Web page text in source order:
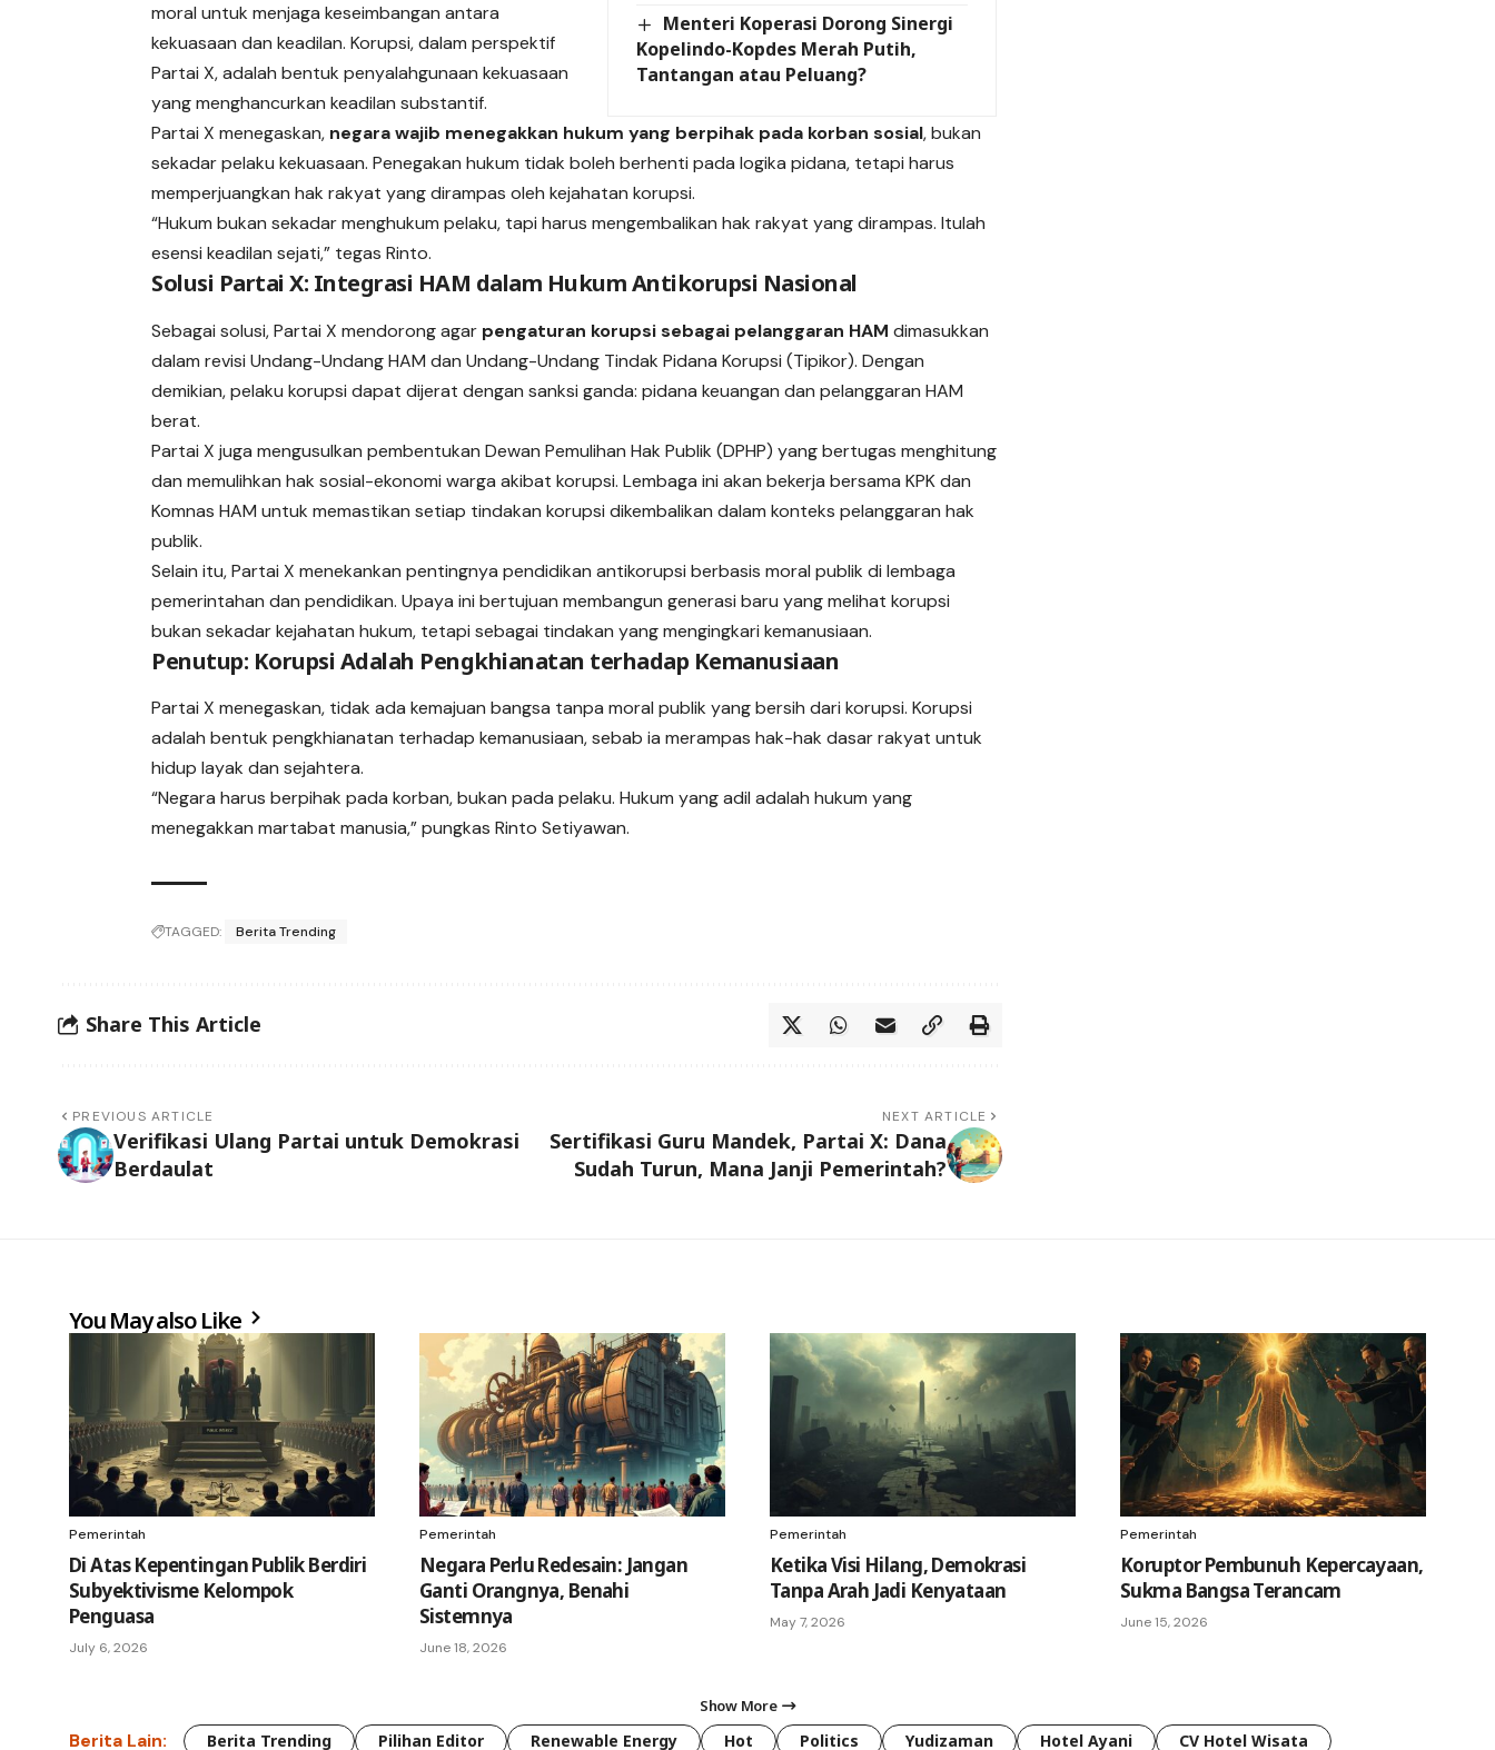
Menteri Koperasi Dorong Sinergi
Kopelindo-Kopdes Merah Putih,
Tantangan atau Peluang?
moral untuk menjaga keseimbangan antara
kekuasaan dan keadilan. Korupsi, dalam perspektif
Partai X, adalah bentuk penyalahgunaan kekuasaan
yang menghancurkan keadilan substantif.
Partai X menegaskan, negara wajib menegakkan hukum yang berpihak pada korban sosial, bukan
sekadar pelaku kekuasaan. Penegakan hukum tidak boleh berhenti pada logika pidana, tetapi harus
memperjuangkan hak rakyat yang dirampas oleh kejahatan korupsi.
“Hukum bukan sekadar menghukum pelaku, tapi harus mengembalikan hak rakyat yang dirampas. Itulah
esensi keadilan sejati,” tegas Rinto.
Solusi Partai X: Integrasi HAM dalam Hukum Antikorupsi Nasional
Sebagai solusi, Partai X mendorong agar pengaturan korupsi sebagai pelanggaran HAM dimasukkan
dalam revisi Undang-Undang HAM dan Undang-Undang Tindak Pidana Korupsi (Tipikor). Dengan
demikian, pelaku korupsi dapat dijerat dengan sanksi ganda: pidana keuangan dan pelanggaran HAM
berat.
Partai X juga mengusulkan pembentukan Dewan Pemulihan Hak Publik (DPHP) yang bertugas menghitung
dan memulihkan hak sosial-ekonomi warga akibat korupsi. Lembaga ini akan bekerja bersama KPK dan
Komnas HAM untuk memastikan setiap tindakan korupsi dikembalikan dalam konteks pelanggaran hak
publik.
Selain itu, Partai X menekankan pentingnya pendidikan antikorupsi berbasis moral publik di lembaga
pemerintahan dan pendidikan. Upaya ini bertujuan membangun generasi baru yang melihat korupsi
bukan sekadar kejahatan hukum, tetapi sebagai tindakan yang mengingkari kemanusiaan.
Penutup: Korupsi Adalah Pengkhianatan terhadap Kemanusiaan
Partai X menegaskan, tidak ada kemajuan bangsa tanpa moral publik yang bersih dari korupsi. Korupsi
adalah bentuk pengkhianatan terhadap kemanusiaan, sebab ia merampas hak-hak dasar rakyat untuk
hidup layak dan sejahtera.
“Negara harus berpihak pada korban, bukan pada pelaku. Hukum yang adil adalah hukum yang
menegakkan martabat manusia,” pungkas Rinto Setiyawan.
TAGGED: Berita Trending
Share This Article
PREVIOUS ARTICLE
Verifikasi Ulang Partai untuk Demokrasi
Berdaulat
NEXT ARTICLE
Sertifikasi Guru Mandek, Partai X: Dana
Sudah Turun, Mana Janji Pemerintah?
You May also Like
Pemerintah
Di Atas Kepentingan Publik Berdiri
Subyektivisme Kelompok
Penguasa
July 6, 2026
Pemerintah
Negara Perlu Redesain: Jangan
Ganti Orangnya, Benahi
Sistemnya
June 18, 2026
Pemerintah
Ketika Visi Hilang, Demokrasi
Tanpa Arah Jadi Kenyataan
May 7, 2026
Pemerintah
Koruptor Pembunuh Kepercayaan,
Sukma Bangsa Terancam
June 15, 2026
Show More
Berita Lain: Berita Trending Pilihan Editor Renewable Energy Hot Politics Yudizaman Hotel Ayani CV Hotel Wisata